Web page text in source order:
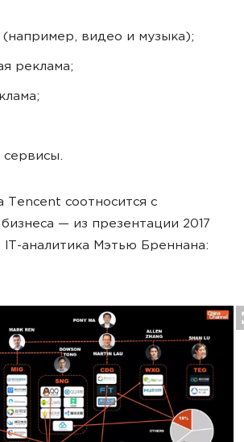
(например, видео и музыка);
реклама;
Tencent соотносится с
— из презентации 2017
IT-аналитика Мэтью Бреннана: